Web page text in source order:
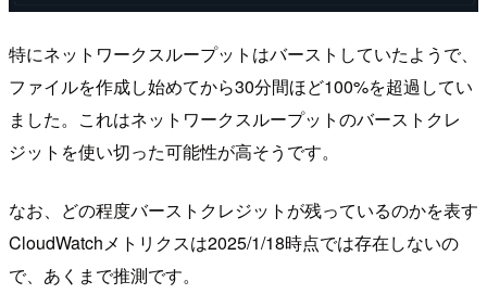
特にネットワークスループットはバーストしていたようで、
ファイルを作成し始めてから30分間ほど100%を超過してい
ました。これはネットワークスループットのバーストクレ
ジットを使い切った可能性が高そうです。
なお、どの程度バーストクレジットが残っているのかを表す
CloudWatchメトリクスは2025/1/18時点では存在しないの
で、あくまで推測です。